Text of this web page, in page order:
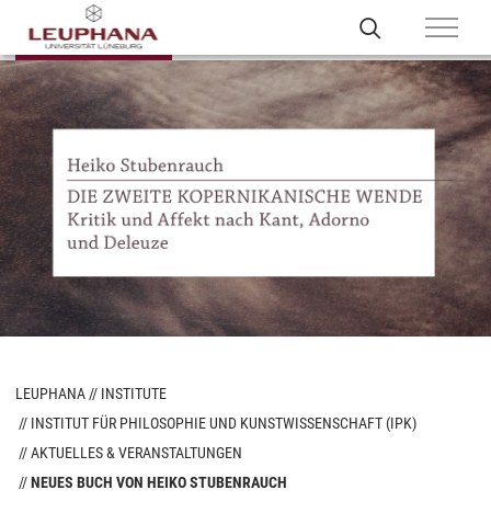
LEUPHANA
INSTITUTE
INSTITUT FÜR PHILOSOPHIE UND KUNSTWISSENSCHAFT (IPK)
AKTUELLES & VERANSTALTUNGEN
NEUES BUCH VON HEIKO STUBENRAUCH